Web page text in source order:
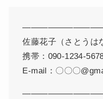
佐藤花子（さとうは
携帯：090-1234-
E-mail：〇〇〇